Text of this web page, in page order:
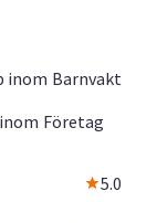
inom Barnvakt
Företag
5.0